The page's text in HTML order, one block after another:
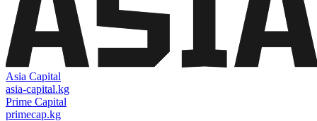
Asia Capital
asia-capital.kg
Prime Capital
primecap.kg